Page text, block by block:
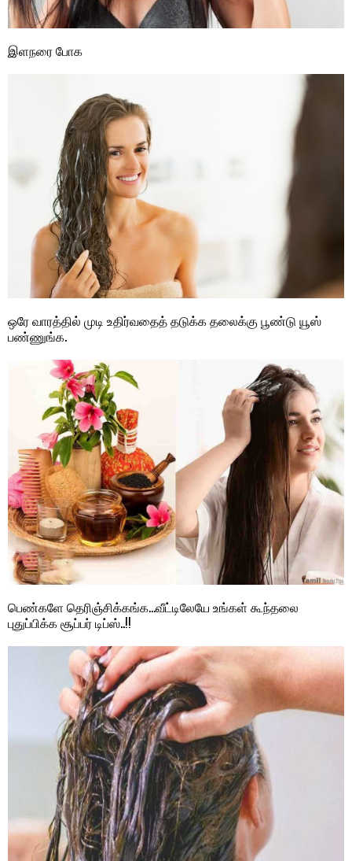
இளநரை போக
ஒரே வாரத்தில் முடி உதிர்வதைத் தடுக்க தலைக்கு பூண்டு யூஸ்
பண்ணுங்க.
பெண்களே தெரிஞ்சிக்கங்க…வீட்டிலேயே உங்கள் கூந்தலை
புதுப்பிக்க சூப்பர் டிப்ஸ்..!!